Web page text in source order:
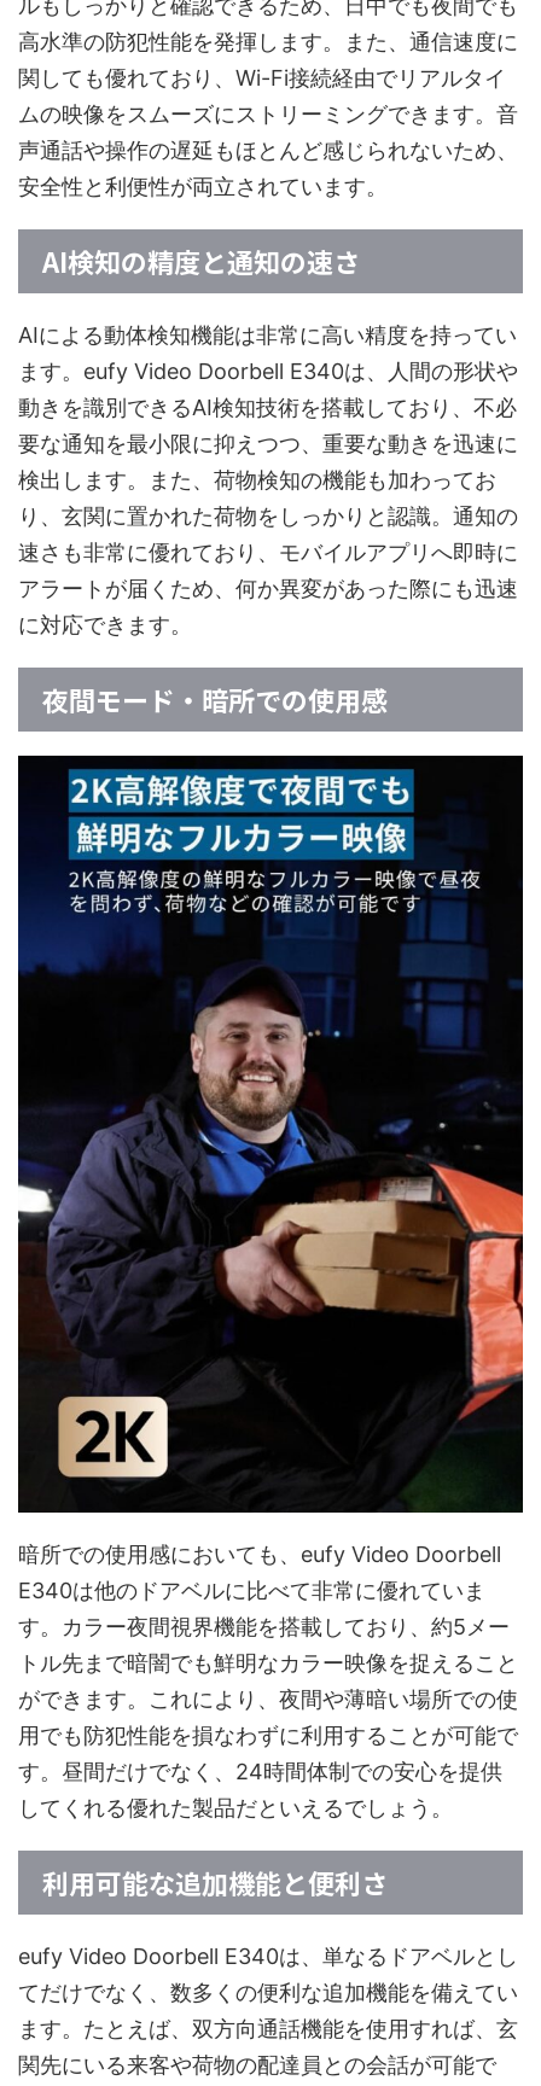
ルもしっかりと確認できるため、日中でも夜間でも
高水準の防犯性能を発揮します。また、通信速度に
関しても優れており、Wi-Fi接続経由でリアルタイ
ムの映像をスムーズにストリーミングできます。音
声通話や操作の遅延もほとんど感じられないため、
安全性と利便性が両立されています。
AI検知の精度と通知の速さ
AIによる動体検知機能は非常に高い精度を持ってい
ます。eufy Video Doorbell E340は、人間の形状や
動きを識別できるAI検知技術を搭載しており、不必
要な通知を最小限に抑えつつ、重要な動きを迅速に
検出します。また、荷物検知の機能も加わってお
り、玄関に置かれた荷物をしっかりと認識。通知の
速さも非常に優れており、モバイルアプリへ即時に
アラートが届くため、何か異変があった際にも迅速
に対応できます。
夜間モード・暗所での使用感
暗所での使用感においても、eufy Video Doorbell
E340は他のドアベルに比べて非常に優れていま
す。カラー夜間視界機能を搭載しており、約5メー
トル先まで暗闇でも鮮明なカラー映像を捉えること
ができます。これにより、夜間や薄暗い場所での使
用でも防犯性能を損なわずに利用することが可能で
す。昼間だけでなく、24時間体制での安心を提供
してくれる優れた製品だといえるでしょう。
利用可能な追加機能と便利さ
eufy Video Doorbell E340は、単なるドアベルとし
てだけでなく、数多くの便利な追加機能を備えてい
ます。たとえば、双方向通話機能を使用すれば、玄
関先にいる来客や荷物の配達員との会話が可能で